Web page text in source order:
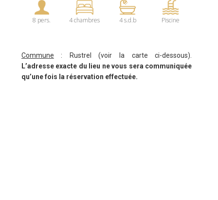
8 pers. 4 chambres 4 s.d.b Piscine
Commune : Rustrel (voir la carte ci-dessous).
L’adresse exacte du lieu ne vous sera communiquée
qu’une fois la réservation effectuée.